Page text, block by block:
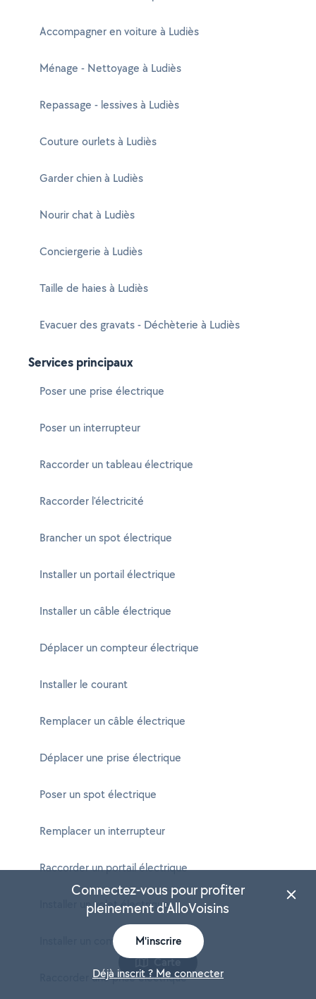
Accompagner en voiture à Ludiès
Ménage - Nettoyage à Ludiès
Repassage - lessives à Ludiès
Couture ourlets à Ludiès
Garder chien à Ludiès
Nourir chat à Ludiès
Conciergerie à Ludiès
Taille de haies à Ludiès
Evacuer des gravats - Déchèterie à Ludiès
Services principaux
Poser une prise électrique
Poser un interrupteur
Raccorder un tableau électrique
Raccorder l'électricité
Brancher un spot électrique
Installer un portail électrique
Installer un câble électrique
Déplacer un compteur électrique
Installer le courant
Remplacer un câble électrique
Déplacer une prise électrique
Poser un spot électrique
Remplacer un interrupteur
Raccorder un portail électrique
Installer un volet électrique
Installer un compteur électrique
Raccorder une prise électrique
Carte
Connectez-vous pour profiter
pleinement d'AlloVoisins
M'inscrire
Déjà inscrit ? Me connecter